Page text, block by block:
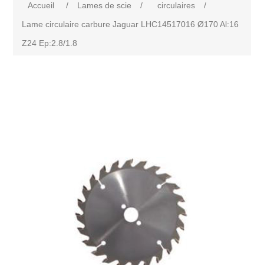
Accueil / Lames de scie / circulaires
/
Lame circulaire carbure Jaguar LHC14517016 Ø170 Al:16
Z24 Ep:2.8/1.8